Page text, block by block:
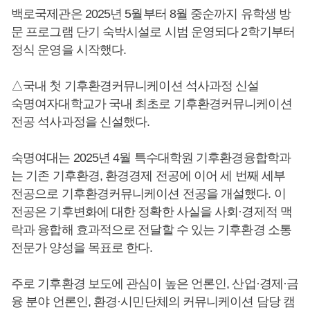
백로국제관은 2025년 5월부터 8월 중순까지 유학생 방
문 프로그램 단기 숙박시설로 시범 운영되다 2학기부터
정식 운영을 시작했다.
△국내 첫 기후환경커뮤니케이션 석사과정 신설
숙명여자대학교가 국내 최초로 기후환경커뮤니케이션
전공 석사과정을 신설했다.
숙명여대는 2025년 4월 특수대학원 기후환경융합학과
는 기존 기후환경, 환경경제 전공에 이어 세 번째 세부
전공으로 기후환경커뮤니케이션 전공을 개설했다. 이
전공은 기후변화에 대한 정확한 사실을 사회·경제적 맥
락과 융합해 효과적으로 전달할 수 있는 기후환경 소통
전문가 양성을 목표로 한다.
주로 기후환경 보도에 관심이 높은 언론인, 산업·경제·금
융 분야 언론인, 환경·시민단체의 커뮤니케이션 담당 캠